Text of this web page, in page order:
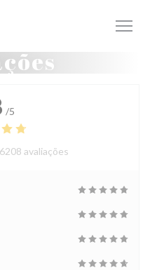
/5
6208 avaliações